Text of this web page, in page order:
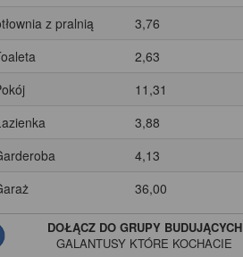
z pralnią
3,76
2,63
11,31
3,88
4,13
36,00
DOŁĄCZ DO GRUPY BUDUJĄCYCH
GALANTUSY KTÓRE KOCHACIE